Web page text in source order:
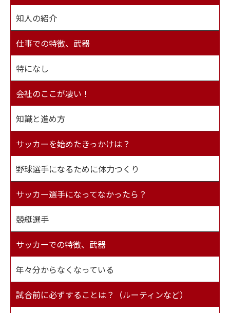
知人の紹介
仕事での特徴、武器
特になし
会社のここが凄い！
知識と進め方
サッカーを始めたきっかけは？
野球選手になるために体力つくり
サッカー選手になってなかったら？
競艇選手
サッカーでの特徴、武器
年々分からなくなっている
試合前に必ずすることは？（ルーティンなど）